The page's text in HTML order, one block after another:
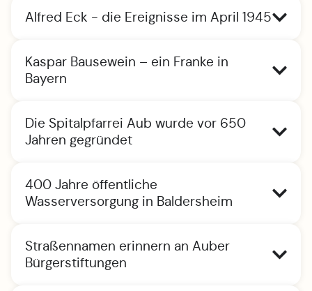
Alfred Eck - die Ereignisse im April 1945
Kaspar Bausewein – ein Franke in
Bayern
Die Spitalpfarrei Aub wurde vor 650
Jahren gegründet
400 Jahre öffentliche
Wasserversorgung in Baldersheim
Straßennamen erinnern an Auber
Bürgerstiftungen